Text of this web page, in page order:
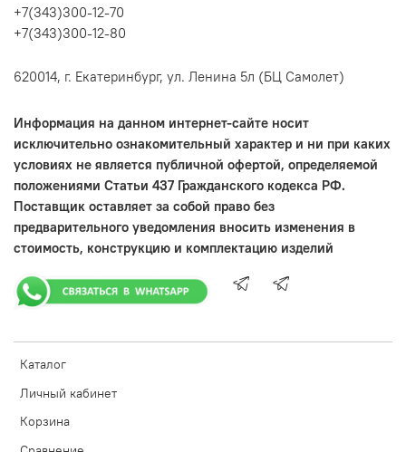
Каталог
Личный кабинет
Корзина
+7(343)300-12-70
+7(343)300-12-80
620014, г. Екатеринбург, ул. Ленина 5л (БЦ Самолет)
Информация на данном интернет-сайте носит
исключительно ознакомительный характер и ни при каких
условиях не является публичной офертой, определяемой
положениями Статьи 437 Гражданского кодекса РФ.
Поставщик оставляет за собой право без
предварительного уведомления вносить изменения в
стоимость, конструкцию и комплектацию изделий